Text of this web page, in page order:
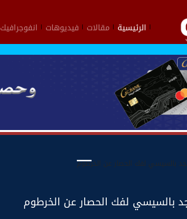
الرئيسية مقالات فيديوهات انفوجرافيك
بالسيسي لفك الحصار عن الخرطوم